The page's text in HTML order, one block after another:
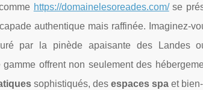
https://domainelesoreades.com/se
authentique mais raffinée. Imaginez-
par la pinède apaisante des Landes
offrent non seulement des
sophistiqués, des espaces spa et